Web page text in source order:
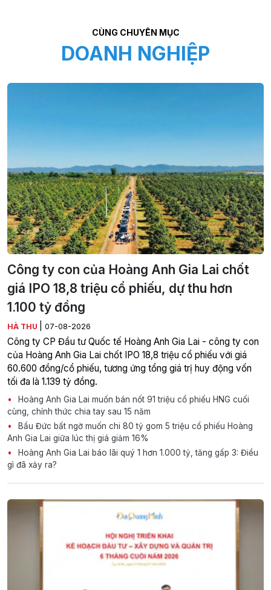
CÙNG CHUYÊN MỤC
DOANH NGHIỆP
Công ty con của Hoàng Anh Gia Lai chốt
giá IPO 18,8 triệu cổ phiếu, dự thu hơn
1.100 tỷ đồng
HÀ THU 07-08-2026
Công ty CP Đầu tư Quốc tế Hoàng Anh Gia Lai - công ty con
của Hoàng Anh Gia Lai chốt IPO 18,8 triệu cổ phiếu với giá
60.600 đồng/cổ phiếu, tương ứng tổng giá trị huy động vốn
tối đa là 1.139 tỷ đồng.
Hoàng Anh Gia Lai muốn bán nốt 91 triệu cổ phiếu HNG cuối
cùng, chính thức chia tay sau 15 năm
Bầu Đức bất ngờ muốn chi 80 tỷ gom 5 triệu cổ phiếu Hoàng
Anh Gia Lai giữa lúc thị giá giảm 16%
Hoàng Anh Gia Lai báo lãi quý 1 hơn 1.000 tỷ, tăng gấp 3: Điều
gì đã xảy ra?